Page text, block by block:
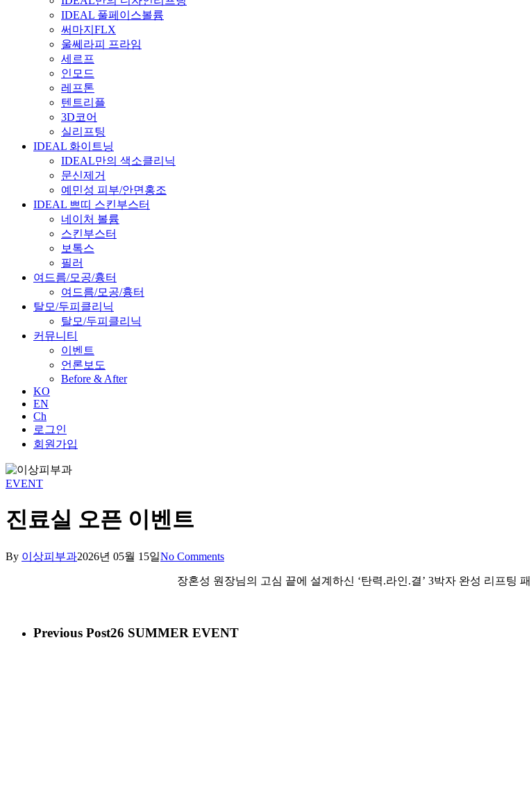
IDEAL 풀페이스볼륨
써마지FLX
울쎄라피 프라임
세르프
인모드
레프톤
텐트리플
3D코어
실리프팅
IDEAL 화이트닝
IDEAL만의 색소클리닉
문신제거
예민성 피부/안면홍조
IDEAL 쁘띠 스킨부스터
네이처 볼륨
스킨부스터
보톡스
필러
여드름/모공/흉터
여드름/모공/흉터
탈모/두피클리닉
탈모/두피클리닉
커뮤니티
이벤트
언론보도
Before & After
KO
EN
Ch
로그인
회원가입
EVENT
진료실 오픈 이벤트
By 이상피부과2026년 05월 15일No Comments
장혼성 원장님의 고심 끝에 설계하신 ‘탄력.라인.결’ 3박자 완성 리프팅
Previous Post26 SUMMER EVENT